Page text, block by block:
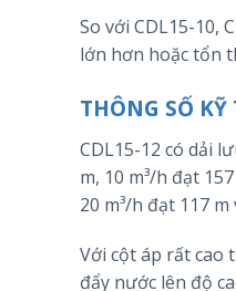
So với CDL15-10,
lớn hơn hoặc tổn
THÔNG SỐ
CDL15-12 có dải
m, 10 m³/h đạt
20 m³/h đạt 117 m
Với cột áp rất cao
đẩy nước lên độ